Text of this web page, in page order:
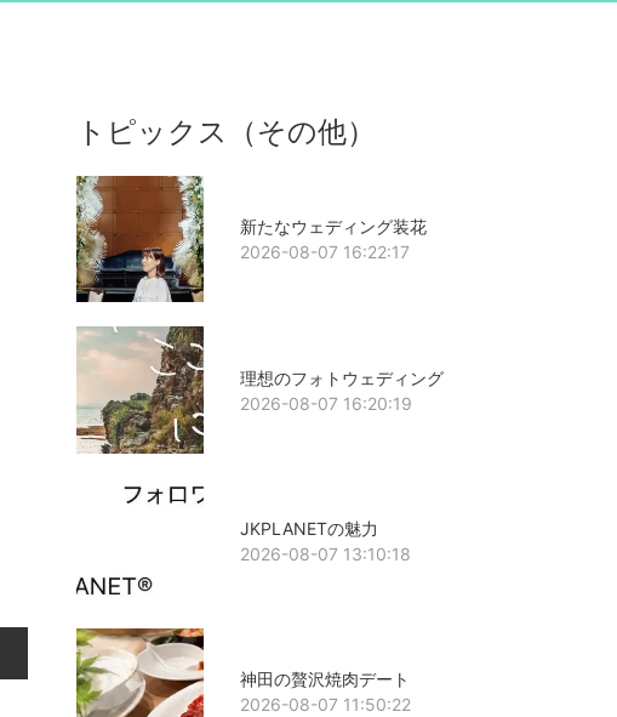
トピックス（その他）
新たなウェディング装花
2026-08-07 16:22:17
理想のフォトウェディング
2026-08-07 16:20:19
JKPLANETの魅力
2026-08-07 13:10:18
神田の贅沢焼肉デート
2026-08-07 11:50:22